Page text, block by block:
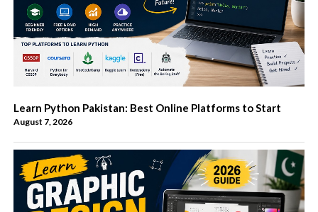
Learn Python Pakistan: Best Online Platforms to Start
August 7, 2026